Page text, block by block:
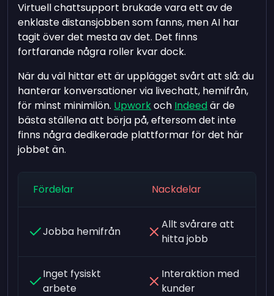
Virtuell chattsupport brukade vara ett av de
enklaste distansjobben som fanns, men AI har
tagit över det mesta av det. Det finns
fortfarande några roller kvar dock.
När du väl hittar ett är upplägget svårt att slå: du
hanterar konversationer via livechatt, hemifrån,
för minst minimilön. Upworkoch Indeedär de
bästa ställena att börja på, eftersom det inte
finns några dedikerade plattformar för det här
jobbet än.
Fördelar Nackdelar
Jobba hemifrån
Allt svårare att
hitta jobb
Inget fysiskt
arbete
Interaktion med
kunder